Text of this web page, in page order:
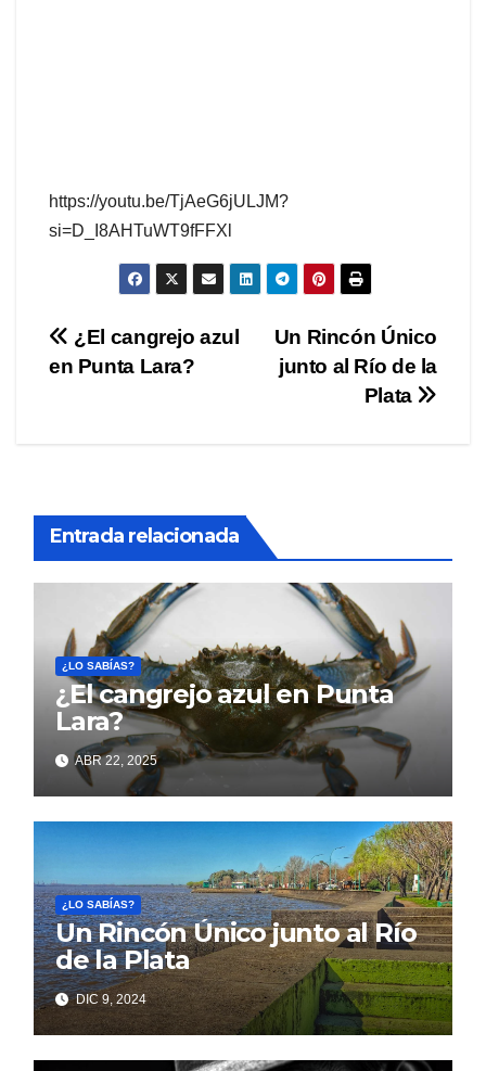
https://youtu.be/TjAeG6jULJM?
si=D_I8AHTuWT9fFFXl
Navegación
Un Rincón Único
junto al Río de la
Plata
¿El cangrejo azul
en Punta Lara?
Entrada relacionada
¿LO SABÍAS?
¿El cangrejo azul en Punta
Lara?
ABR 22, 2025
¿LO SABÍAS?
Un Rincón Único junto al Río
de la Plata
DIC 9, 2024